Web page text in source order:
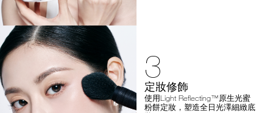
3
定妝修飾
使用Light Reflecting™原生光蜜
粉餅定妝，塑造全日光澤細緻底